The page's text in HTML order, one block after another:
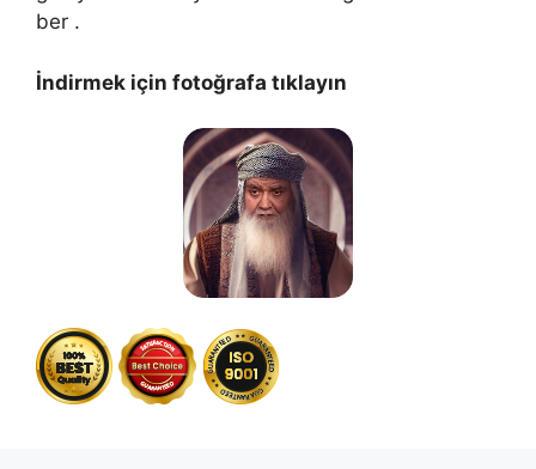
ber .
İndirmek için fotoğrafa tıklayın